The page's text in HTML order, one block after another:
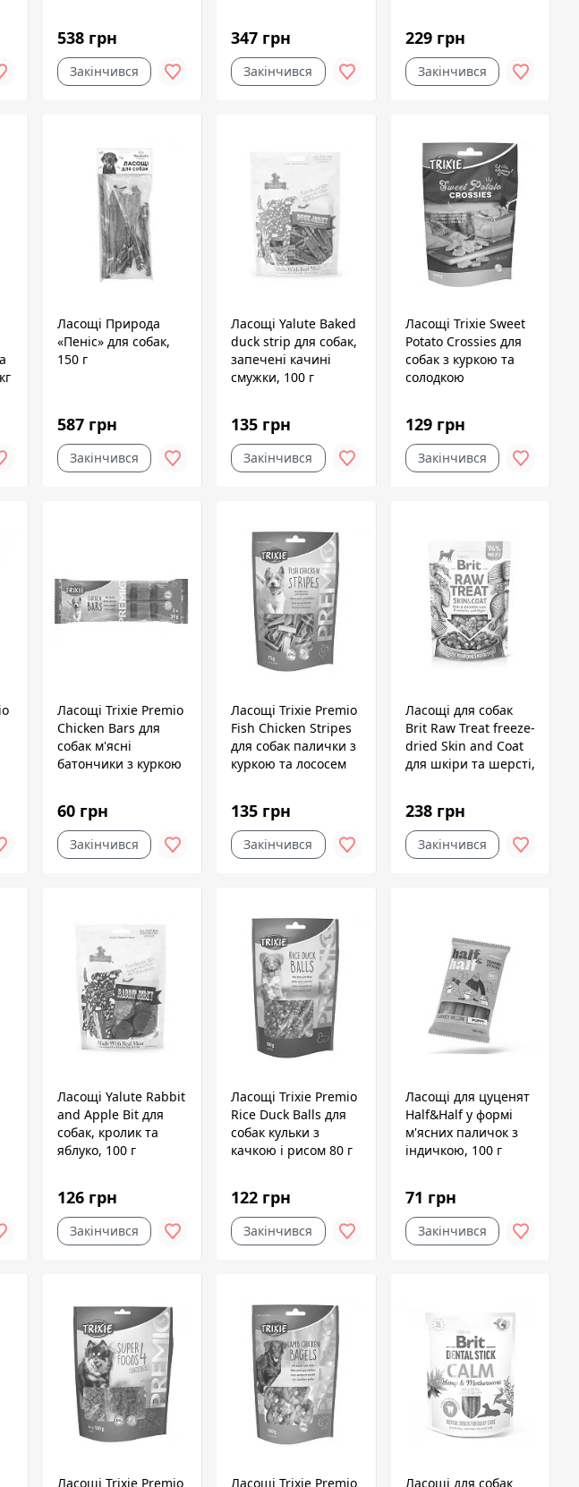
538 грн
Закінчився
347 грн
Закінчився
229 грн
Закінчився
Ласощі Природа
«Пеніс» для собак,
150 г
587 грн
Закінчився
Ласощі Yalute Baked
duck strip для собак,
запечені качині
смужки, 100 г
135 грн
Закінчився
Ласощі Trixie Sweet
Potato Crossies для
собак з куркою та
солодкою
129 грн
Закінчився
Ласощі Trixie Premio
Chicken Bars для
собак м'ясні
батончики з куркою
60 грн
Закінчився
Ласощі Trixie Premio
Fish Chicken Stripes
для собак палички з
куркою та лососем
135 грн
Закінчився
Ласощі для собак
Brit Raw Treat freeze-
dried Skin and Coat
для шкіри та шерсті,
238 грн
Закінчився
Ласощі Yalute Rabbit
and Apple Bit для
собак, кролик та
яблуко, 100 г
126 грн
Закінчився
Ласощі Trixie Premio
Rice Duck Balls для
собак кульки з
качкою і рисом 80 г
122 грн
Закінчився
Ласощі для цуценят
Half&Half у формі
м'ясних паличок з
індичкою, 100 г
71 грн
Закінчився
Ласощі Trixie Premio Ласощі Trixie Premio Ласощі для собак